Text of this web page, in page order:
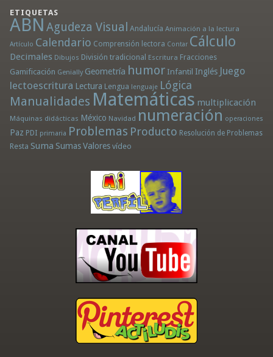
ETIQUETAS
ABN Agudeza Visual Andalucía Animación a la lectura
Artículo Calendario Comprensión lectora Contar Cálculo
Decimales Dibujos División tradicional Escritura Fracciones
Gamificación Genially Geometría humor Infantil Inglés Juego
lectoescritura Lectura Lengua lenguaje Lógica
Manualidades Matemáticas multiplicación
Máquinas didácticas México Navidad numeración operaciones
Paz PDI primaria Problemas Producto Resolución de Problemas
Resta Suma Sumas Valores vídeo